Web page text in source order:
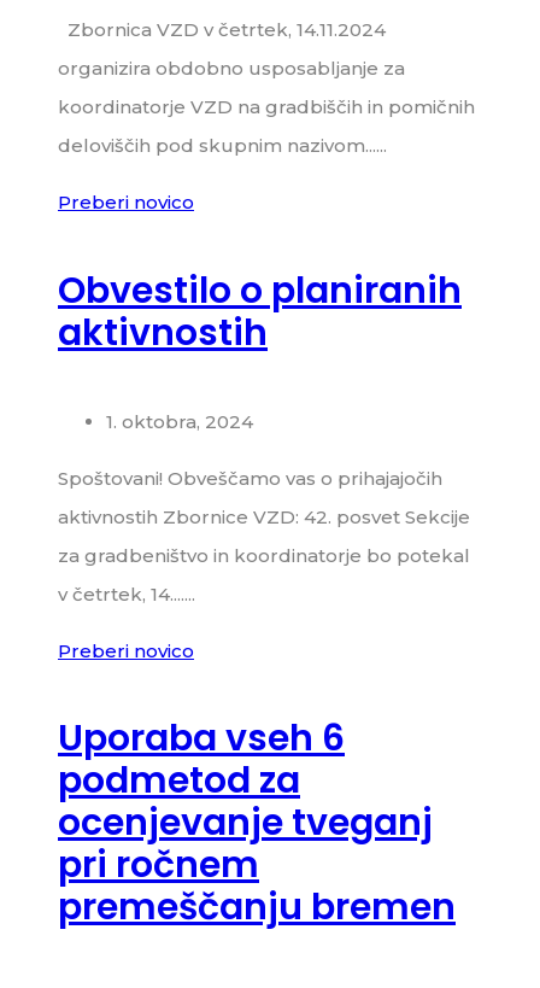
Zbornica VZD v četrtek, 14.11.2024
organizira obdobno usposabljanje za
koordinatorje VZD na gradbiščih in pomičnih
deloviščih pod skupnim nazivom......
Preberi novico
Obvestilo o planiranih
aktivnostih
1. oktobra, 2024
Spoštovani! Obveščamo vas o prihajajočih
aktivnostih Zbornice VZD: 42. posvet Sekcije
za gradbeništvo in koordinatorje bo potekal
v četrtek, 14.......
Preberi novico
Uporaba vseh 6
podmetod za
ocenjevanje tveganj
pri ročnem
premeščanju bremen